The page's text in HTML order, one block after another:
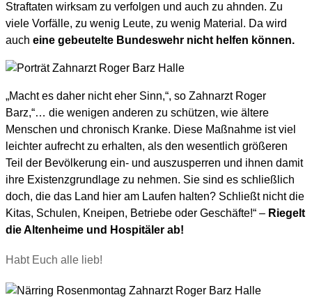
Straftaten wirksam zu verfolgen und auch zu ahnden. Zu
viele Vorfälle, zu wenig Leute, zu wenig Material. Da wird
auch eine gebeutelte Bundeswehr nicht helfen können.
„Macht es daher nicht eher Sinn,“, so Zahnarzt Roger
Barz,“… die wenigen anderen zu schützen, wie ältere
Menschen und chronisch Kranke. Diese Maßnahme ist viel
leichter aufrecht zu erhalten, als den wesentlich größeren
Teil der Bevölkerung ein- und auszusperren und ihnen damit
ihre Existenzgrundlage zu nehmen. Sie sind es schließlich
doch, die das Land hier am Laufen halten? Schließt nicht die
Kitas, Schulen, Kneipen, Betriebe oder Geschäfte!“ – Riegelt
die Altenheime und Hospitäler ab!
Habt Euch alle lieb!